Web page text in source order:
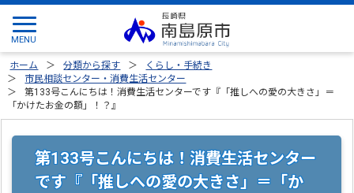
ホーム 分類から探す
くらし・手続き
市民相談センター・消費生活センター
第133号こんにちは！消費生活センターです『「推しへの愛の大きさ」＝
「かけたお金の額」！？』
第133号こんにちは！消費生活センター
です『「推しへの愛の大きさ」＝「か